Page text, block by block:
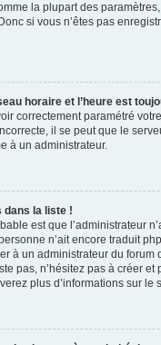
la plupart des paramètres,
si vous n’êtes pas
horaire et l’heure est
correctement paramétré
il se peut que le
à un administrateur.
dans la liste !
est que l’administrateur
n’ait encore traduit
à un administrateur du forum
pas, n’hésitez pas à créer
plus d’informations sur le